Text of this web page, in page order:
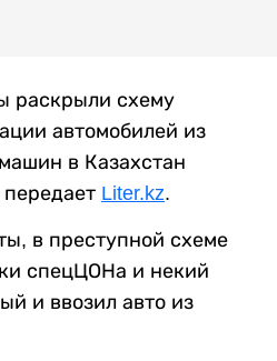
раскрыли схему
автомобилей из
в Казахстан
Liter.kz.
в преступной схеме
спецЦОНа и некий
и ввозил авто из